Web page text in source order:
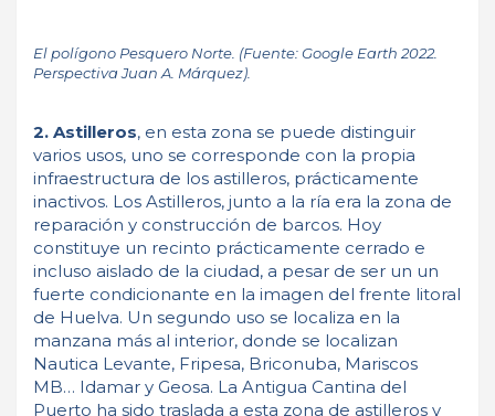
El polígono Pesquero Norte. (Fuente: Google Earth 2022.
Perspectiva Juan A. Márquez).
2. Astilleros, en esta zona se puede distinguir
varios usos, uno se corresponde con la propia
infraestructura de los astilleros, prácticamente
inactivos. Los Astilleros, junto a la ría era la zona de
reparación y construcción de barcos. Hoy
constituye un recinto prácticamente cerrado e
incluso aislado de la ciudad, a pesar de ser un un
fuerte condicionante en la imagen del frente litoral
de Huelva. Un segundo uso se localiza en la
manzana más al interior, donde se localizan
Nautica Levante, Fripesa, Briconuba, Mariscos
MB… Idamar y Geosa. La Antigua Cantina del
Puerto ha sido traslada a esta zona de astilleros y